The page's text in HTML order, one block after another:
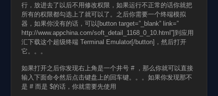
行，放进去了以后不用修改权限，如果运行不正常的话你就把
所有的权限都勾选上了就可以了。之后你需要一个终端模拟
器，如果你没有的话，可以[button target=”_blank” link=”
http://www.appchina.com/soft_detail_1168_0_10.html”]到应用
汇下载这个超级终端 Terminal Emulator[/button]，然后打开
它。。。
如果打开之后你发现右上角是一个井号 # ，那么你就可以直接
输入下面命令然后点击键盘上的回车键。。。如果你发现那不
是 # 而是 $的话，你就需要先使用